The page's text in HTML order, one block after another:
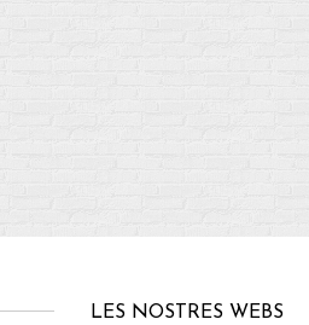
LES NOSTRES WEBS